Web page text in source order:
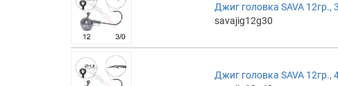
Джиг головка SAVA 12гр.,
savajig12g30
Джиг головка SAVA 12гр.,